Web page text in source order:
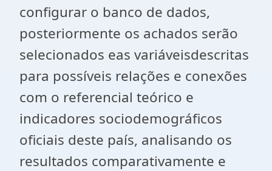
configurar o banco de dados,
posteriormente os achados serão
selecionados eas variáveisdescritas
para possíveis relações e conexões
com o referencial teórico e
indicadores sociodemográficos
oficiais deste país, analisando os
resultados comparativamente e